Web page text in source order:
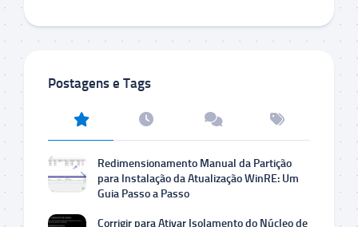
Postagens e Tags
Redimensionamento Manual da Partição
para Instalação da Atualização WinRE: Um
Guia Passo a Passo
Corrigir para Ativar Isolamento do Núcleo de